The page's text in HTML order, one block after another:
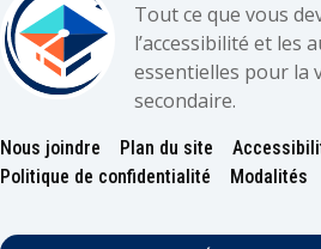
Tout ce que vous
l’accessibilité et les
essentielles pour la
secondaire.
Footer
Nous joindre Plan du site
Politique de confidentialité
Modalités